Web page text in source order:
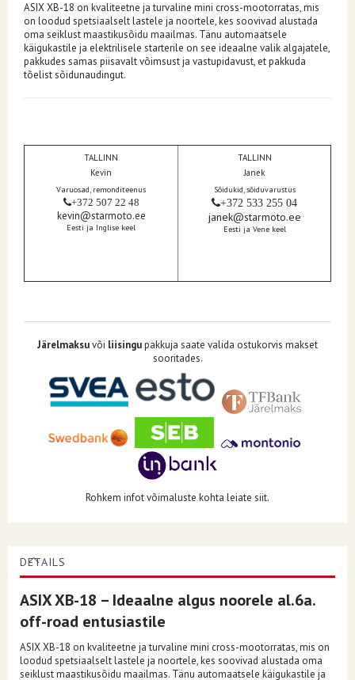
ASIX XB-18 on kvaliteetne ja turvaline mini cross-mootorratas, mis
on loodud spetsiaalselt lastele ja noortele, kes soovivad alustada
oma seiklust maastikusõidu maailmas. Tänu automaatsele
käigukastile ja elektrilisele starterile on see ideaalne valik algajatele,
pakkudes samas piisavalt võimsust ja vastupidavust, et pakkuda
tõelist sõidunaudingut.
TALLINN
Kevin
Varuosad, remonditeenus
+372 507 22 48
kevin@starmoto.ee
Eesti ja Inglise keel
TALLINN
Janek
Sõidukid, sõiduvarustus
+372 533 255 04
janek@starmoto.ee
Eesti ja Vene keel
Järelmaksuvõi liisingupakkuja saate valida ostukorvis makset
sooritades.
Rohkem infot võimaluste kohta leiate siit.
DETAILS
ASIX XB-18 – Ideaalne algus noorele al.6a.
off-road entusiastile
ASIX XB-18 on kvaliteetne ja turvaline mini cross-mootorratas, mis on
loodud spetsiaalselt lastele ja noortele, kes soovivad alustada oma
seiklust maastikusõidu maailmas. Tänu automaatsele käigukastile ja